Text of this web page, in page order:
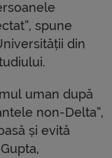
spune
din
uman după
non-Delta”,
și evită